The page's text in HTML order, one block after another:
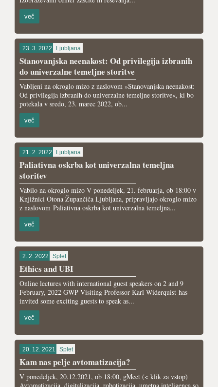
več
23. 3. 2022 Ljubljana
Stanovanjska neenakost: Od privilegija izbranih
do univerzalne temeljne storitve
Vabljeni na okroglo mizo z naslovom »Stanovanjska neenakost:
Od privilegija izbranih do univerzalne temeljne storitve«, ki bo
potekala v sredo, 23. marec 2022, ob...
več
21. 2. 2022 Ljubljana
Paliativna oskrba kot univerzalna temeljna
storitev
Vabilo na okroglo mizo V ponedeljek, 21. februarja, ob 18:00 v
Knjižnici Otona Župančiča Ljubljana, pripravljajo okroglo mizo
z naslovom Paliativna oskrba kot univerzalna temeljna...
več
2. 2. 2022 Splet
Ethics and UBI
Online lectures with international guest speakers on 2 and 9
February, 2022 GWP Visiting Professor Karl Widerquist has
invited some exciting guests to speak as...
več
20. 12. 2021 Splet
Kam nas pelje avtomatizacija?
V ponedeljek, 20.12.2021, ob 18:00, gMeet (< klik za vstop)